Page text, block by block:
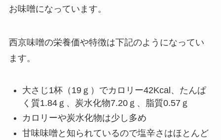
お味噌になっています。
西京味噌の栄養価や特徴は下記のようになってい
ます。
大さじ1杯（19ｇ）でカロリー42Kcal、たんぱ
く質1.84ｇ、炭水化物7.20ｇ、脂質0.57ｇ
カロリーや炭水化物は少し多め
甘味味噌と知られているので塩辛さはほとんど